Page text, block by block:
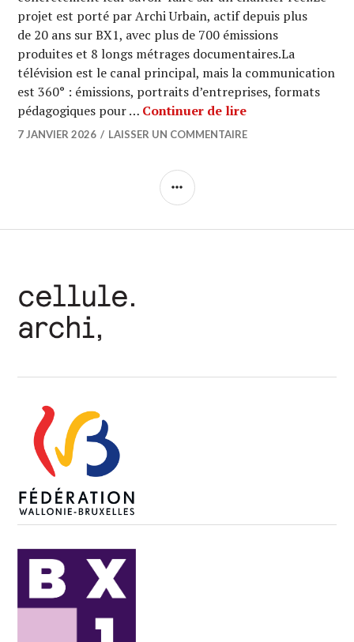
projet est porté par Archi Urbain, actif depuis plus
de 20 ans sur BX1, avec plus de 700 émissions
produites et 8 longs métrages documentaires.La
télévision est le canal principal, mais la communication
est 360° : émissions, portraits d’entreprises, formats
pédagogiques pour … Continuer de lireLABONORD
7 JANVIER 2026 LAISSER UN COMMENTAIRE
COLONNE